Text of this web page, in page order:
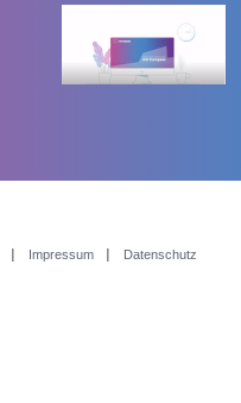
Impressum Datenschutz